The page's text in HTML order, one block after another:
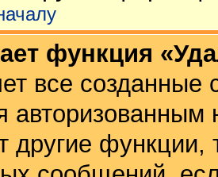
функция
все созданные
другие функции,